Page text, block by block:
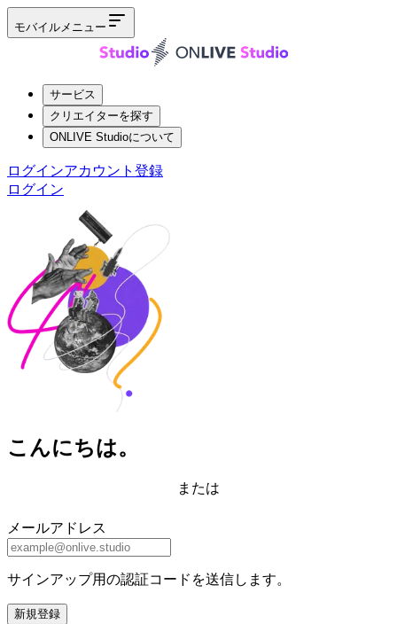
モバイルメニュー
サービス
クリエイターを探す
ONLIVE Studioについて
ログインアカウント登録
ログイン
こんにちは。
または
メールアドレス
サインアップ用の認証コードを送信します。
新規登録